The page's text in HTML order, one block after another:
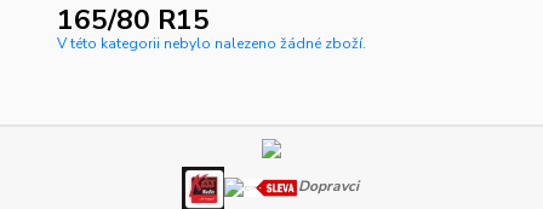
165/80 R15
V této kategorii nebylo nalezeno žádné zboží.
Dopravci